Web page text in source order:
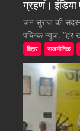
ग्रहण।
जन सुराज की
पब्लिक न्यूज, “हर
बिहार राजनीतिक